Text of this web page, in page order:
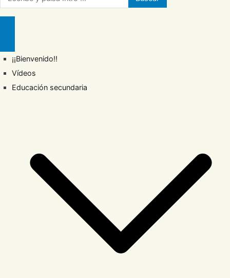
¡¡Bienvenido!!
Vídeos
Educación secundaria